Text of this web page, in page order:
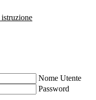
Nome Utente
Password